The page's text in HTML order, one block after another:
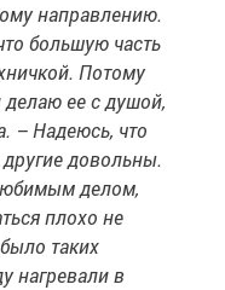
направлению.
большую часть
Потому
ее с душой,
– Надеюсь, что
довольны.
делом,
плохо не
таких
нагревали в